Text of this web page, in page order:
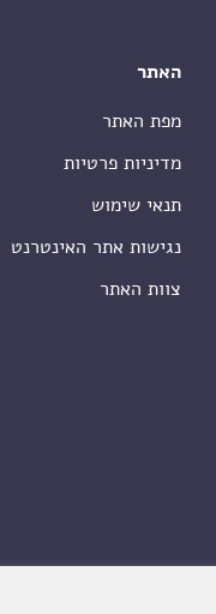
האתר
מפת האתר
מדיניות פרטיות
תנאי שימוש
נגישות אתר האינטרנט
צוות האתר